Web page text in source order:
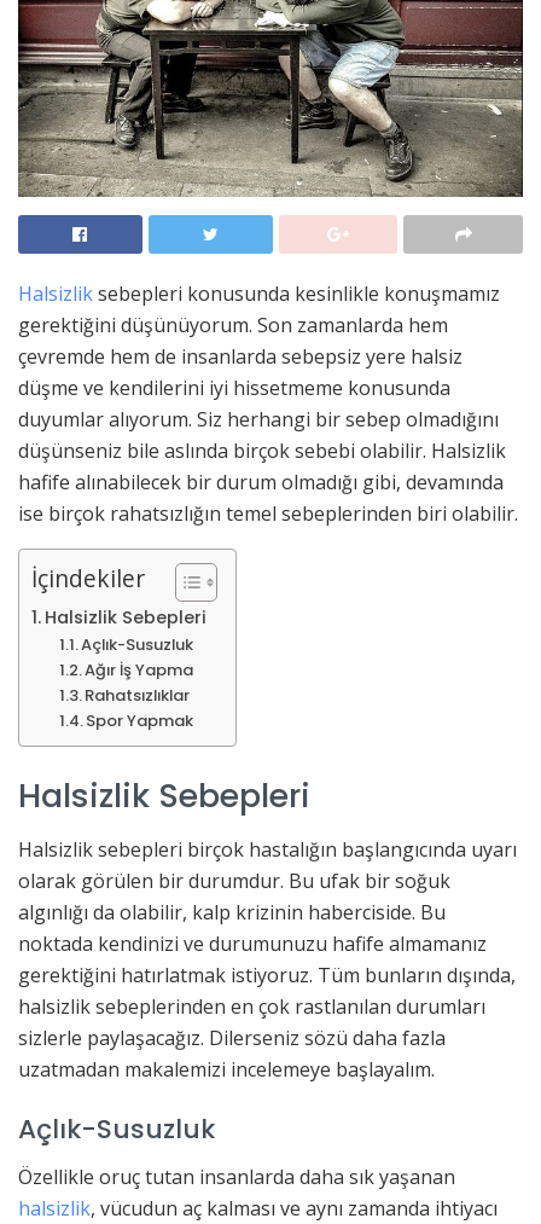
Halsizliksebepleri konusunda kesinlikle konuşmamız
gerektiğini düşünüyorum. Son zamanlarda hem
çevremde hem de insanlarda sebepsiz yere halsiz
düşme ve kendilerini iyi hissetmeme konusunda
duyumlar alıyorum. Siz herhangi bir sebep olmadığını
düşünseniz bile aslında birçok sebebi olabilir. Halsizlik
hafife alınabilecek bir durum olmadığı gibi, devamında
ise birçok rahatsızlığın temel sebeplerinden biri olabilir.
İçindekiler
Halsizlik Sebepleri
Açlık-Susuzluk
Ağır İş Yapma
Rahatsızlıklar
Spor Yapmak
Halsizlik Sebepleri
Halsizlik sebepleri birçok hastalığın başlangıcında uyarı
olarak görülen bir durumdur. Bu ufak bir soğuk
algınlığı da olabilir, kalp krizinin haberciside. Bu
noktada kendinizi ve durumunuzu hafife almamanız
gerektiğini hatırlatmak istiyoruz. Tüm bunların dışında,
halsizlik sebeplerinden en çok rastlanılan durumları
sizlerle paylaşacağız. Dilerseniz sözü daha fazla
uzatmadan makalemizi incelemeye başlayalım.
Açlık-Susuzluk
Özellikle oruç tutan insanlarda daha sık yaşanan
halsizlik, vücudun aç kalması ve aynı zamanda ihtiyacı